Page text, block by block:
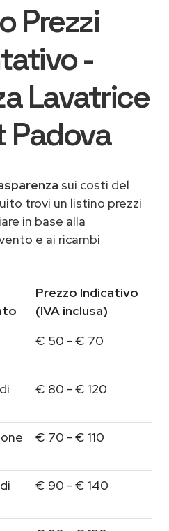
Prezzi
-
Lavatrice
Padova
sui costi del
trovi un listino prezzi
in base alla
e ai ricambi
Prezzo Indicativo
(IVA inclusa)
€ 50 - € 70
€ 80 - € 120
€ 70 - € 110
€ 90 - € 140